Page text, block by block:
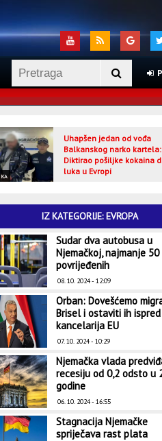
Uhapšen jedan od vođa
Balkanskog narko kartela:
Diktirao pošiljke kokaina
luka u Evropi
IZ KATEGORIJE: EVROPA
Sudar dva autobusa u
Njemačkoj, najmanje 50
povrijeđenih
08. 10. 2024 - 12:09
Orban: Dovešćemo
Brisel i ostaviti ih ispred
kancelarija EU
07. 10. 2024 - 10:29
Njemačka vlada
recesiju od 0,2 odsto u
godine
06. 10. 2024 - 16:55
Stagnacija Njemačke
spriječava rast plata